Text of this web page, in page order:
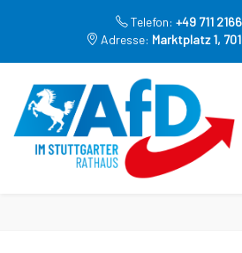
Telefon: +49 711
Adresse: Marktplatz 1,